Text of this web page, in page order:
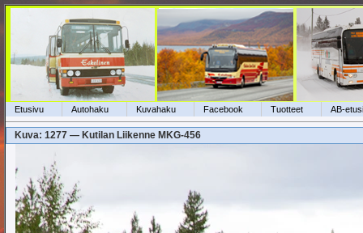
Etusivu Autohaku Kuvahaku Facebook Tuotteet AB-
Kuva: 1277 — Kutilan Liikenne MKG-456